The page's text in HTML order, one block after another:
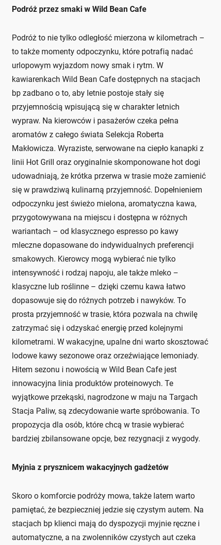
Podróż przez smaki w Wild Bean Cafe
Podróż to nie tylko odległość mierzona w kilometrach –
to także momenty odpoczynku, które potrafią nadać
urlopowym wyjazdom nowy smak i rytm. W
kawiarenkach Wild Bean Cafe dostępnych na stacjach
bp zadbano o to, aby letnie postoje stały się
przyjemnością wpisującą się w charakter letnich
wypraw. Na kierowców i pasażerów czeka pełna
aromatów z całego świata Selekcja Roberta
Makłowicza. Wyraziste, serwowane na ciepło kanapki z
linii Hot Grill oraz oryginalnie skomponowane hot dogi
udowadniają, że krótka przerwa w trasie może zamienić
się w prawdziwą kulinarną przyjemność. Dopełnieniem
odpoczynku jest świeżo mielona, aromatyczna kawa,
przygotowywana na miejscu i dostępna w różnych
wariantach – od klasycznego espresso po kawy
mleczne dopasowane do indywidualnych preferencji
smakowych. Kierowcy mogą wybierać nie tylko
intensywność i rodzaj napoju, ale także mleko –
klasyczne lub roślinne – dzięki czemu kawa łatwo
dopasowuje się do różnych potrzeb i nawyków. To
prosta przyjemność w trasie, która pozwala na chwilę
zatrzymać się i odzyskać energię przed kolejnymi
kilometrami. W wakacyjne, upalne dni warto skosztować
lodowe kawy sezonowe oraz orzeźwiające lemoniady.
Hitem sezonu i nowością w Wild Bean Cafe jest
innowacyjna linia produktów proteinowych. Te
wyjątkowe przekąski, nagrodzone w maju na Targach
Stacja Paliw, są zdecydowanie warte spróbowania. To
propozycja dla osób, które chcą w trasie wybierać
bardziej zbilansowane opcje, bez rezygnacji z wygody.
Myjnia z prysznicem wakacyjnych gadżetów
Skoro o komforcie podróży mowa, także latem warto
pamiętać, że bezpieczniej jedzie się czystym autem. Na
stacjach bp klienci mają do dyspozycji myjnie ręczne i
automatyczne, a na zwolenników czystych aut czeka